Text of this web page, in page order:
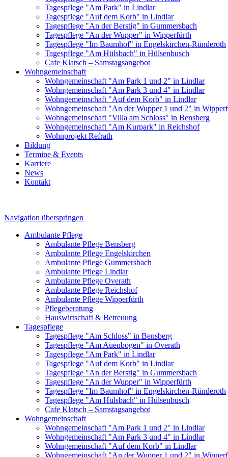
Tagespflege "Am Park" in Lindlar
Tagespflege "Auf dem Korb" in Lindlar
Tagespflege "An der Berstig" in Gummersbach
Tagespflege "An der Wupper" in Wipperfürth
Tagespflege "Im Baumhof" in Engelskirchen-Ründeroth
Tagespflege "Am Hülsbach" in Hülsenbusch
Cafe Klatsch – Samstagsangebot
Wohngemeinschaft
Wohngemeinschaft "Am Park 1 und 2" in Lindlar
Wohngemeinschaft "Am Park 3 und 4" in Lindlar
Wohngemeinschaft "Auf dem Korb" in Lindlar
Wohngemeinschaft "An der Wupper 1 und 2" in
Wohngemeinschaft "Villa am Schloss" in Bensberg
Wohngemeinschaft "Am Kurpark" in Reichshof
Wohnprojekt Refrath
Bildung
Termine & Events
Karriere
News
Kontakt
Navigation überspringen
Ambulante Pflege
Ambulante Pflege Bensberg
Ambulante Pflege Engelskirchen
Ambulante Pflege Gummersbach
Ambulante Pflege Lindlar
Ambulante Pflege Overath
Ambulante Pflege Reichshof
Ambulante Pflege Wipperfürth
Pflegeberatung
Hauswirtschaft & Betreuung
Tagespflege
Tagespflege "Am Schloss" in Bensberg
Tagespflege "Am Auenbogen" in Overath
Tagespflege "Am Park" in Lindlar
Tagespflege "Auf dem Korb" in Lindlar
Tagespflege "An der Berstig" in Gummersbach
Tagespflege "An der Wupper" in Wipperfürth
Tagespflege "Im Baumhof" in Engelskirchen-Ründeroth
Tagespflege "Am Hülsbach" in Hülsenbusch
Cafe Klatsch – Samstagsangebot
Wohngemeinschaft
Wohngemeinschaft "Am Park 1 und 2" in Lindlar
Wohngemeinschaft "Am Park 3 und 4" in Lindlar
Wohngemeinschaft "Auf dem Korb" in Lindlar